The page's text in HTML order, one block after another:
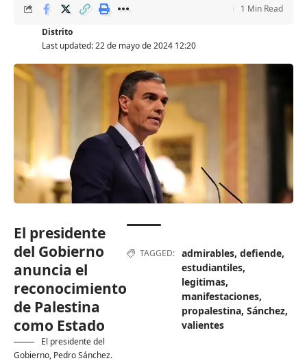
Last updated: 22 de mayo de 2024 12:20
Distrito
1 Min Read
El presidente
del Gobierno
anuncia el
reconocimiento
de Palestina
como Estado
El presidente del
Gobierno, Pedro Sánchez.
TAGGED: admirables, defiende,
estudiantiles,
legitimas,
manifestaciones,
propalestina, Sánchez,
valientes